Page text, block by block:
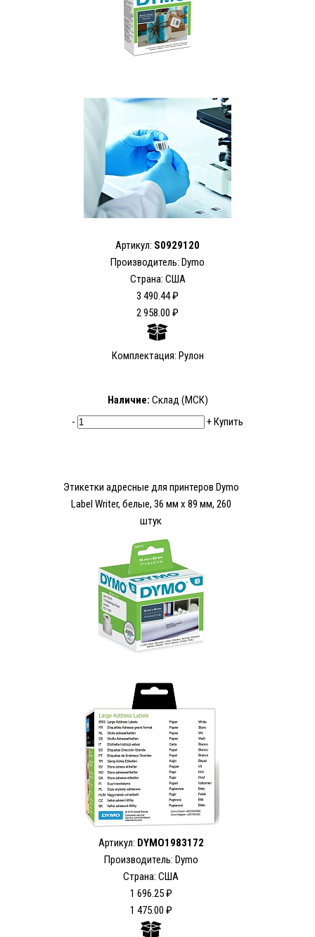
Артикул: S0929120
Производитель: Dymo
Страна: США
3 490.44 ₽
2 958.00 ₽
Комплектация: Рулон
Наличие: Склад (МСК)
-
+Купить
Этикетки адресные для принтеров Dymo
Label Writer, белые, 36 мм х 89 мм, 260
штук
Артикул: DYMO1983172
Производитель: Dymo
Страна: США
1 696.25 ₽
1 475.00 ₽